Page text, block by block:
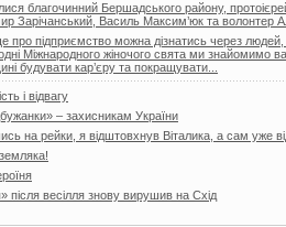
благочинний Бершадського району,
Зарічанський, Василь Максим’юк та волонтер
про підприємство можна дізнатись через
Міжнародного жіночого свята ми знайомимо
будувати кар’єру та покращувати...
і відвагу
– захисникам України
на рейки, я відштовхнув Віталика, а сам уже
після весілля знову вирушив на Схід